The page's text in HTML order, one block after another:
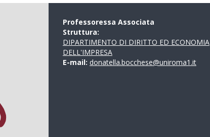
Professoressa Associata
Struttura:
DIPARTIMENTO DI DIRITTO ED ECONOMIA
DELL'IMPRESA
E-mail: donatella.bocchese@uniroma1.it